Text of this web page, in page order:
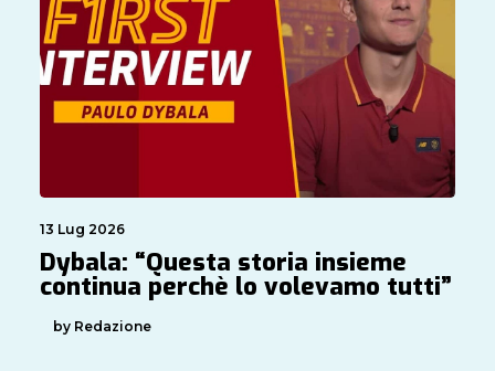
13 Lug 2026
Dybala: “Questa storia insieme
continua perchè lo volevamo tutti”
by Redazione